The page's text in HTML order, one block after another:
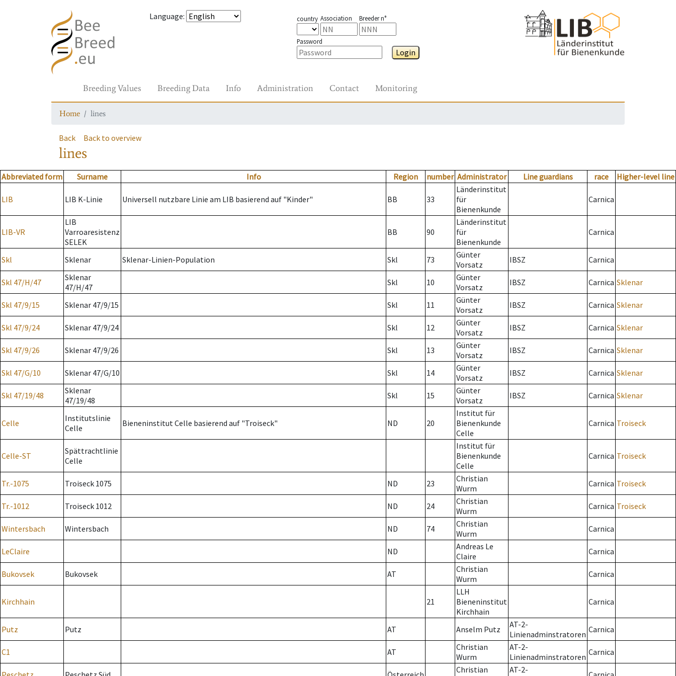
Language: country Association Breeder n°
Password
Login
Breeding Values Breeding Data Info Administration Contact Monitoring
Home lines
Back Back to overview
lines
Abbreviated form Surname Info Region number Administrator Line guardians race Higher-level line
LIB LIB K-Linie Universell nutzbare Linie am LIB basierend auf "Kinder" BB 33
Länderinstitut
für
Bienenkunde
Carnica
LIB-VR
LIB
Varroaresistenz
SELEK
BB 90
Länderinstitut
für
Bienenkunde
Carnica
Skl Sklenar Sklenar-Linien-Population Skl 73
Günter
Vorsatz
IBSZ Carnica
Skl 47/H/47
Sklenar
47/H/47
Skl 10
Günter
Vorsatz
IBSZ Carnica Sklenar
Skl 47/9/15 Sklenar 47/9/15 Skl 11
Günter
Vorsatz
IBSZ Carnica Sklenar
Skl 47/9/24 Sklenar 47/9/24 Skl 12
Günter
Vorsatz
IBSZ Carnica Sklenar
Skl 47/9/26 Sklenar 47/9/26 Skl 13
Günter
Vorsatz
IBSZ Carnica Sklenar
Skl 47/G/10 Sklenar 47/G/10 Skl 14
Günter
Vorsatz
IBSZ Carnica Sklenar
Skl 47/19/48
Sklenar
47/19/48
Skl 15
Günter
Vorsatz
IBSZ Carnica Sklenar
Celle
Institutslinie
Celle
Bieneninstitut Celle basierend auf "Troiseck" ND 20
Institut für
Bienenkunde
Celle
Carnica Troiseck
Celle-ST
Spättrachtlinie
Celle
Institut für
Bienenkunde
Celle
Carnica Troiseck
Tr.-1075 Troiseck 1075 ND 23
Christian
Wurm
Carnica Troiseck
Tr.-1012 Troiseck 1012 ND 24
Christian
Wurm
Carnica Troiseck
Wintersbach Wintersbach ND 74
Christian
Wurm
Carnica
LeClaire ND
Andreas Le
Claire
Carnica
Bukovsek Bukovsek AT
Christian
Wurm
Carnica
Kirchhain 21
LLH
Bieneninstitut
Kirchhain
Carnica
Putz Putz AT Anselm Putz
AT-2-
Linienadminstratoren Carnica
C1 AT
Christian
Wurm
AT-2-
Linienadminstratoren Carnica
Christian
AT-2-